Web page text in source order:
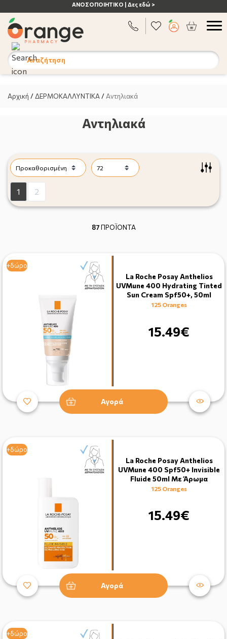
ΑΝΟΣΟΠΟΙΗΤΙΚΟ | Δες εδώ >
Αναζήτηση
Αρχική / ΔΕΡΜΟΚΑΛΛΥΝΤΙΚΑ / Αντηλιακά
Αντηλιακά
1 2
87ΠΡΟΪΟΝΤΑ
+δώρο
La Roche Posay Anthelios
UVMune 400 Hydrating Tinted
Sun Cream Spf50+, 50ml
125 Oranges
15.49€
Αγορά
+δώρο
La Roche Posay Anthelios
UVMune 400 Spf50+ Invisible
Fluide 50ml Με Άρωμα
125 Oranges
15.49€
Αγορά
+δώρο